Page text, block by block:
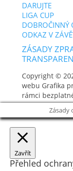
DARUJTE
LIGA CUP
DOBROČINNÝ
ODKAZ V
ZÁSADY
Copyright ©
webu Grafika
rámci
Zásady
Zavřít
Přehled